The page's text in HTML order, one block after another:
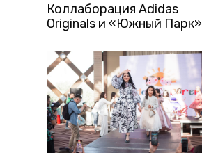
Коллаборация Аdidas
Originals и «Южный Парк»